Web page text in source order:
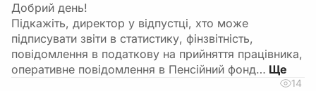
Добрий день!
Підкажіть, директор у відпустці, хто може
підписувати звіти в статистику, фінзвітність,
повідомлення в податкову на прийняття працівника,
оперативне повідомлення в Пенсійний фонд…
14